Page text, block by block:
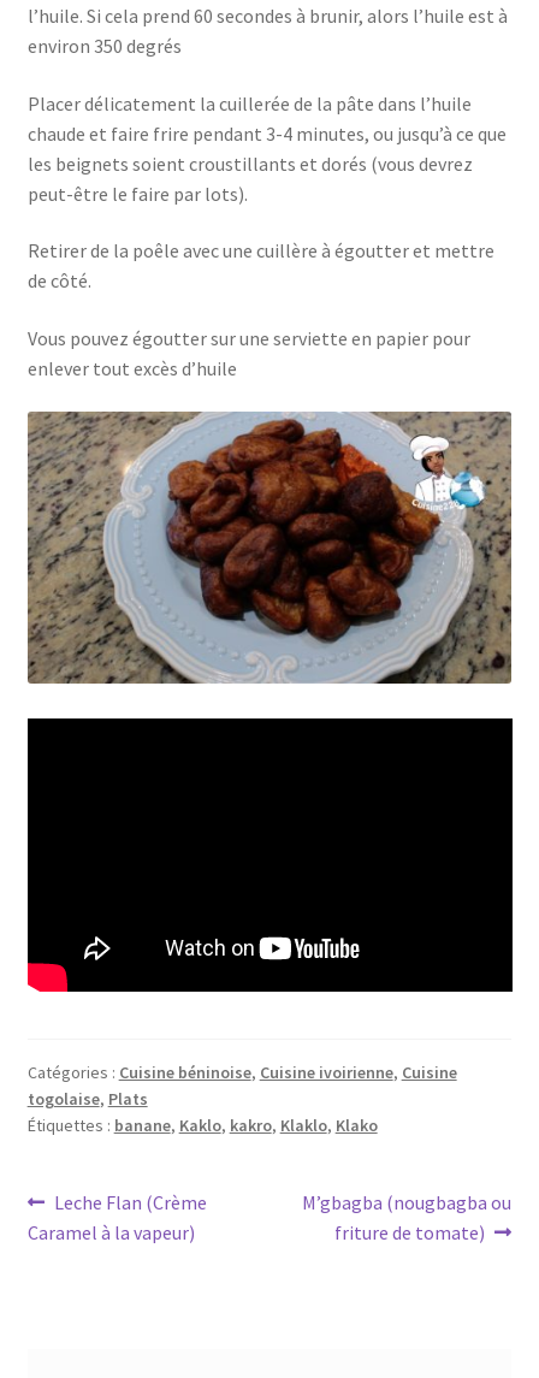
l’huile. Si cela prend 60 secondes à brunir, alors l’huile est à
environ 350 degrés
Placer délicatement la cuillerée de la pâte dans l’huile
chaude et faire frire pendant 3-4 minutes, ou jusqu’à ce que
les beignets soient croustillants et dorés (vous devrez
peut-être le faire par lots).
Retirer de la poêle avec une cuillère à égoutter et mettre
de côté.
Vous pouvez égoutter sur une serviette en papier pour
enlever tout excès d’huile
Catégories : Cuisine béninoise, Cuisine ivoirienne, Cuisine
togolaise, Plats
Étiquettes : banane, Kaklo, kakro, Klaklo, Klako
Navigation
de
Article
précédent :
Leche Flan (Crème
Caramel à la vapeur)
Article
suivant :
M’gbagba (nougbagba ou
friture de tomate)